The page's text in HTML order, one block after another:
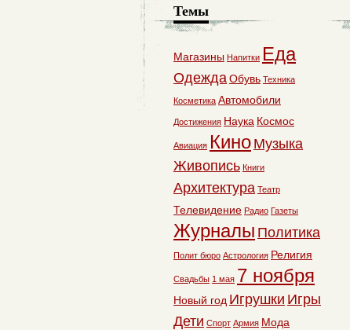
Темы
Магазины Напитки Еда
ОдеждаОбувь Техника
Косметика Автомобили
Достижения Наука Космос
Авиация Кино Музыка
Живопись Книги
Архитектура Театр
Телевидение Радио Газеты
Журналы Политика
Полит бюро Астрология Религия
Свадьбы 1 мая 7 ноября
Новый год Игрушки Игры
Дети Спорт Армия Мода